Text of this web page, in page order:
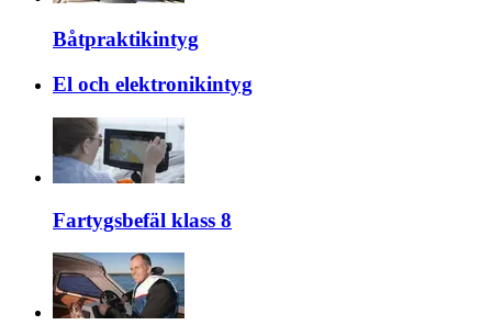
Båtpraktikintyg
El och elektronikintyg
Fartygsbefäl klass 8